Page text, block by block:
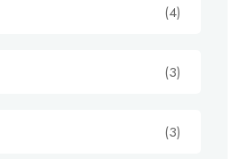
(4)
(3)
(3)